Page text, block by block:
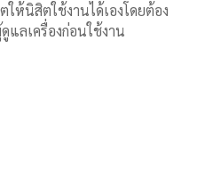
ห้นิสิตใช้งานได้เองโดยต้อง
แลเครื่องก่อนใช้งาน